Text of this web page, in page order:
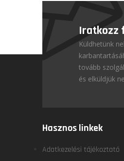
Iratkozz
Küldhetünk
tovább
és elküldjük
Hasznos linkek
Adatkezelési tájékoztató